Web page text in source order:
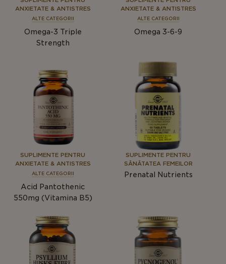
ANXIETATE & ANTISTRES
ALTE CATEGORII
Omega-3 Triple
Strength
ANXIETATE & ANTISTRES
ALTE CATEGORII
Omega 3-6-9
SUPLIMENTE PENTRU
ANXIETATE & ANTISTRES
ALTE CATEGORII
Acid Pantothenic
550mg (Vitamina B5)
SUPLIMENTE PENTRU
SĂNĂTATEA FEMEILOR
Prenatal Nutrients